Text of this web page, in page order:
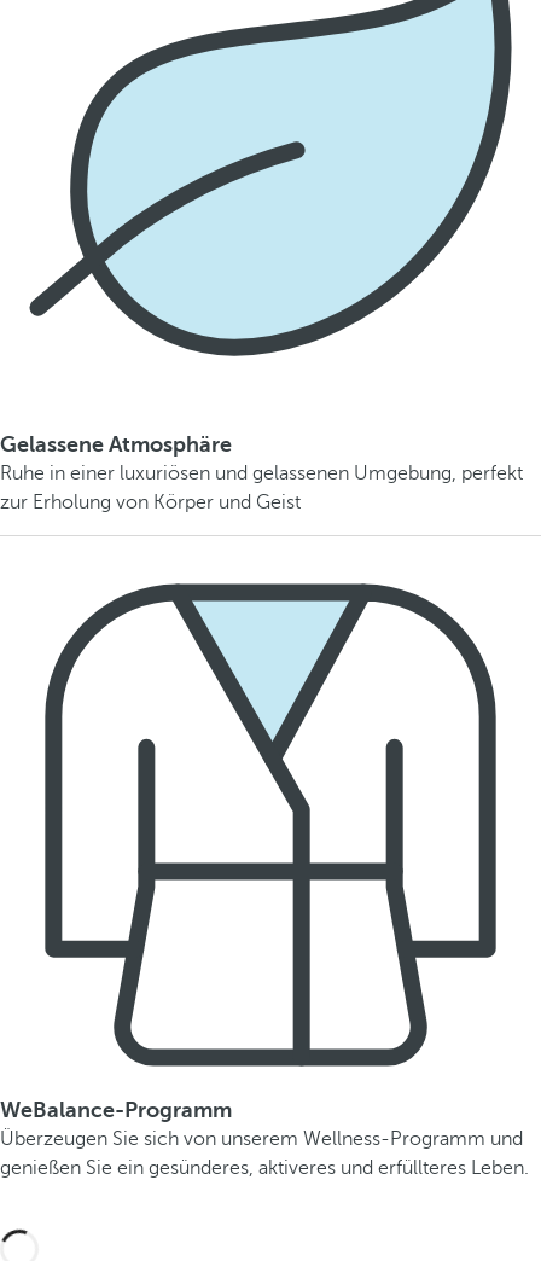
Gelassene Atmosphäre
Ruhe in einer luxuriösen und gelassenen Umgebung, perfekt
zur Erholung von Körper und Geist
WeBalance-Programm
Überzeugen Sie sich von unserem Wellness-Programm und
genießen Sie ein gesünderes, aktiveres und erfüllteres Leben.